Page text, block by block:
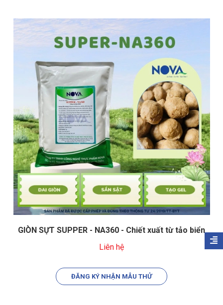
GIÒN SỰT SUPPER - NA360 - Chiết xuất từ tảo biển
Liên hệ
ĐĂNG KÝ NHẬN MẪU THỬ